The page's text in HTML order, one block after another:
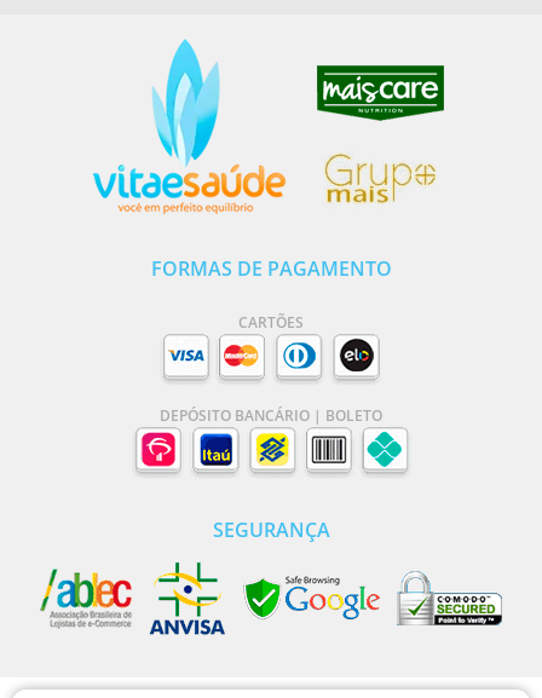
FORMAS DE PAGAMENTO
CARTÕES
DEPÓSITO BANCÁRIO | BOLETO
SEGURANÇA